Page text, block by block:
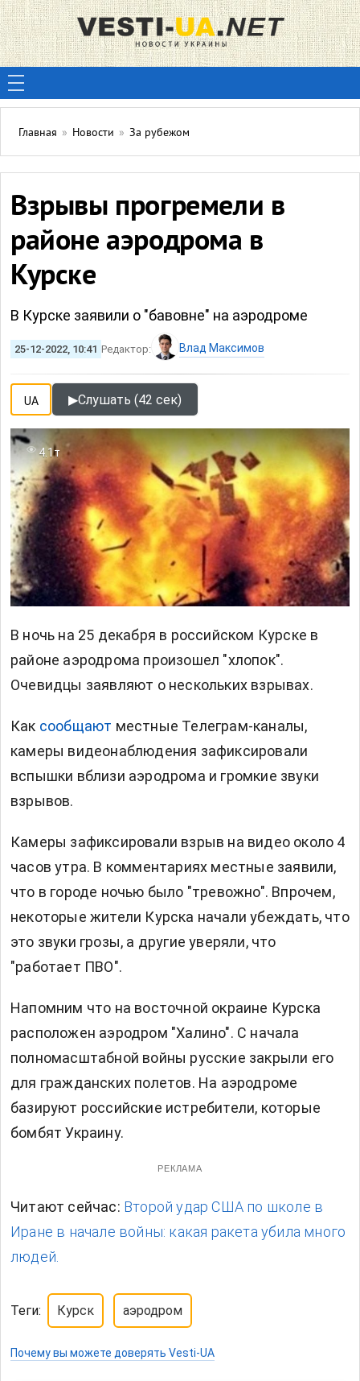
Главная » Новости » За рубежом
Взрывы прогремели в
районе аэродрома в
Курске
В Курске заявили о "бавовне" на аэродроме
25-12-2022, 10:41 Редактор: Влад Максимов
UA ▶Слушать (42 сек)
4.1т
В ночь на 25 декабря в российском Курске в
районе аэродрома произошел "хлопок".
Очевидцы заявляют о нескольких взрывах.
Как сообщают местные Телеграм-каналы,
камеры видеонаблюдения зафиксировали
вспышки вблизи аэродрома и громкие звуки
взрывов.
Камеры зафиксировали взрыв на видео около 4
часов утра. В комментариях местные заявили,
что в городе ночью было "тревожно". Впрочем,
некоторые жители Курска начали убеждать, что
это звуки грозы, а другие уверяли, что
"работает ПВО".
Напомним что на восточной окраине Курска
расположен аэродром "Халино". С начала
полномасштабной войны русские закрыли его
для гражданских полетов. На аэродроме
базируют российские истребители, которые
бомбят Украину.
РЕКЛАМА
Читают сейчас: Второй удар США по школе в
Иране в начале войны: какая ракета убила много
людей.
Теги: Курск аэродром
Почему вы можете доверять Vesti-UA